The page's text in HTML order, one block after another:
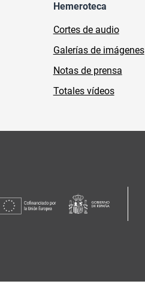
Hemeroteca
Cortes de audio
Galerías de imágenes
Notas de prensa
Totales vídeos